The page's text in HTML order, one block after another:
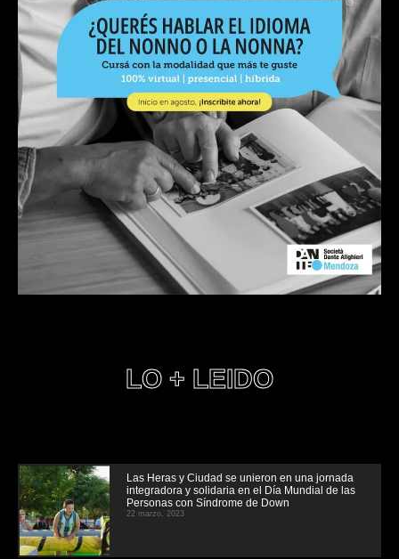
LO + LEIDO
Las Heras y Ciudad se unieron en una jornada
integradora y solidaria en el Día Mundial de las
Personas con Síndrome de Down
22 marzo, 2023